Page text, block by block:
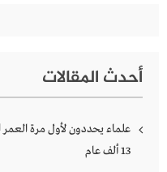
أحدث المقالات
علماء يحددون لأول مرة
13 ألف عام